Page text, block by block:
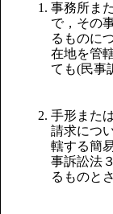
1. 事務所ま
で，その
るものに
在地を管
ても(民事
2. 手形また
請求につ
轄する簡
事訴訟法
るものと